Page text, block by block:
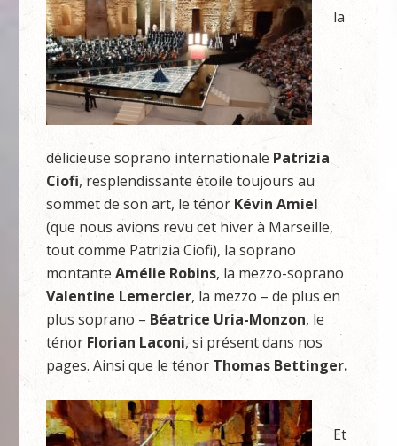
la
délicieuse soprano internationale Patrizia
Ciofi, resplendissante étoile toujours au
sommet de son art, le ténor Kévin Amiel
(que nous avions revu cet hiver à Marseille,
tout comme Patrizia Ciofi), la soprano
montanteAmélie Robins, la mezzo-soprano
Valentine Lemercier, la mezzo – de plus en
plus soprano – Béatrice Uria-Monzon, le
ténor Florian Laconi, si présent dans nos
pages. Ainsi que le ténor Thomas Bettinger.
Et